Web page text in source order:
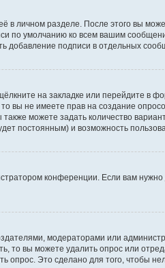
в личном разделе. После этого вы
по умолчанию ко всем вашим
добавление подписи в отдельных
на закладке или перейдите в
вы не имеете прав на создание
можете задать количество
постоянным) и возможность
конференции. Если вам
модераторами или
то вы можете удалить опрос или
опрос. Это сделано для того, чтобы